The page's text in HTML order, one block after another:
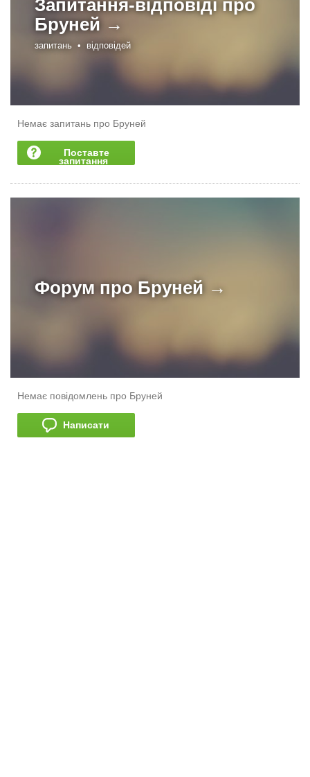
Запитання-відповіді про
Бруней →
запитань • відповідей
Немає запитань про Бруней
Поставте
запитання
Форум проБруней →
Немає повідомлень про Бруней
Написати